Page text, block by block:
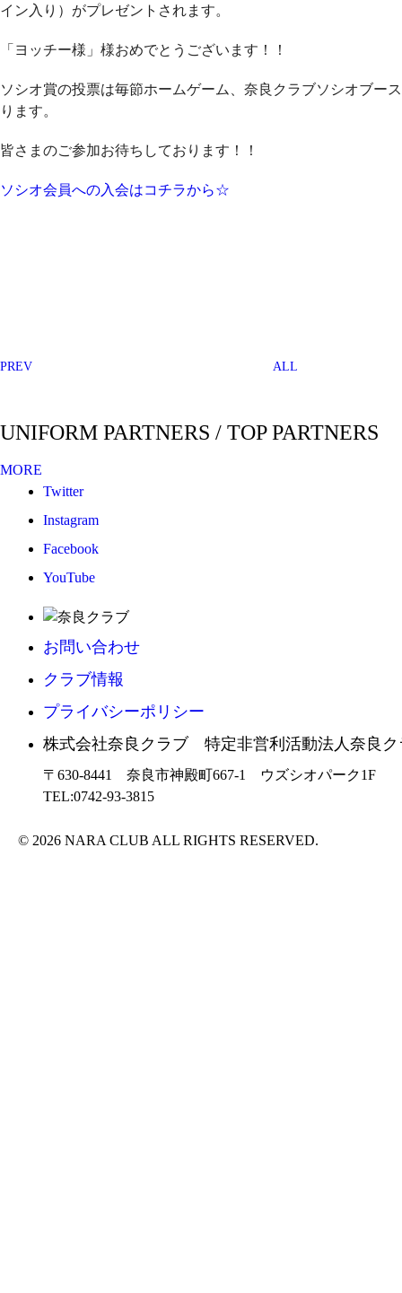
イン入り）がプレゼントされます。
「ヨッチー様」様おめでとうございます！！
ソシオ賞の投票は毎節ホームゲーム、奈良クラブソシオブー
ります。
皆さまのご参加お待ちしております！！
ソシオ会員への入会はコチラから☆
PREV ALL
UNIFORM PARTNERS / TOP PARTNERS
MORE
Twitter
Instagram
Facebook
YouTube
お問い合わせ
クラブ情報
プライバシーポリシー
株式会社奈良クラブ 特定非営利活動法人奈良ク
〒630-8441 奈良市神殿町667-1
ウズシオパーク1F
TEL:0742-93-3815
© 2026 NARA CLUB ALL RIGHTS RESERVED.